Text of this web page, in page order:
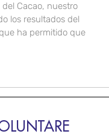
Cacao, nuestro
los resultados del
ha permitido que